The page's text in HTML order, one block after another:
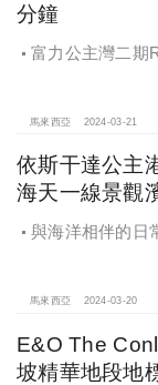
分鐘
富力公主灣二期
案，地理位置和未
馬來西亞 2024-03-21
依斯干達公主
海天一線景觀
與海洋相伴的日
馬來西亞 2024-03-20
E&O The
坡精華地段地